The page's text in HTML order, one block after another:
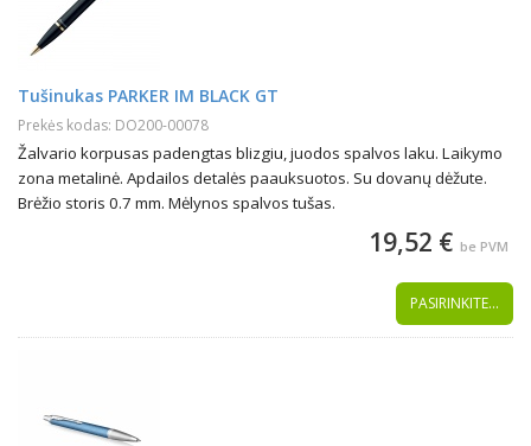
Tušinukas PARKER IM BLACK GT
Prekės kodas: DO200-00078
Žalvario korpusas padengtas blizgiu, juodos spalvos laku. Laikymo
zona metalinė. Apdailos detalės paauksuotos. Su dovanų dėžute.
Brėžio storis 0.7 mm. Mėlynos spalvos tušas.
19,52 € be PVM
PASIRINKITE...